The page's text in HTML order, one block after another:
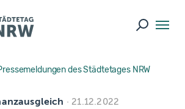
Suche
des Städtetages NRW
21.12.2022